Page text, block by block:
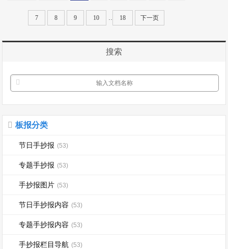
7 8 9 10 18 下一页
搜索
板报分类
节日手抄报 (53)
专题手抄报 (53)
手抄报图片 (53)
节日手抄报内容 (53)
专题手抄报内容 (53)
手抄报栏目导航 (53)